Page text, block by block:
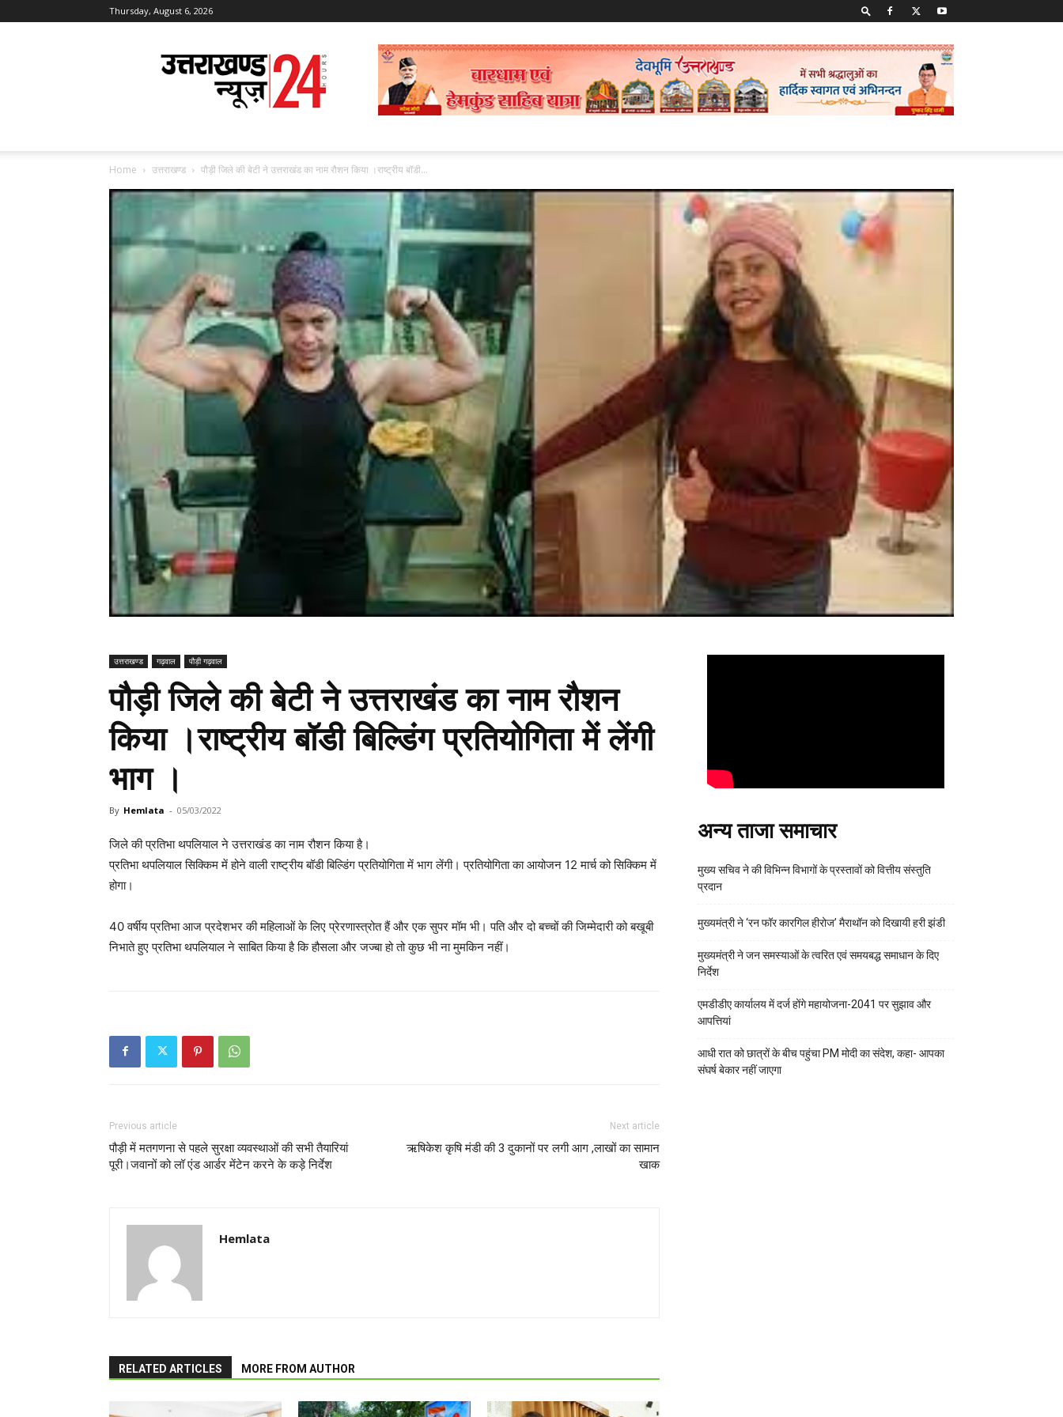
Thursday, August 6, 2026
Uttarakhand
News
24
Home उत्तराखण्ड पौड़ी जिले की बेटी ने उत्तराखंड का नाम रौशन किया ।राष्ट्रीय बॉडी...
उत्तराखण्ड गढ़वाल पौड़ी गढ़वाल
पौड़ी जिले की बेटी ने उत्तराखंड का नाम रौशन
किया ।राष्ट्रीय बॉडी बिल्डिंग प्रतियोगिता में लेंगी
भाग ।
By Hemlata - 05/03/2022
जिले की प्रतिभा थपलियाल ने उत्तराखंड का नाम रौशन किया है।
प्रतिभा थपलियाल सिक्किम में होने वाली राष्ट्रीय बॉडी बिल्डिंग प्रतियोगिता में भाग लेंगी। प्रतियोगिता का आयोजन 12 मार्च को सिक्किम में
होगा।
40 वर्षीय प्रतिभा आज प्रदेशभर की महिलाओं के लिए प्रेरणास्त्रोत हैं और एक सुपर मॉम भी। पति और दो बच्चों की जिम्मेदारी को बखूबी
निभाते हुए प्रतिभा थपलियाल ने साबित किया है कि हौसला और जज्बा हो तो कुछ भी ना मुमकिन नहीं।
Previous article
पौड़ी में मतगणना से पहले सुरक्षा व्यवस्थाओं की सभी तैयारियां
पूरी।जवानों को लॉ एंड आर्डर मेंटेन करने के कड़े निर्देश
Next article
ऋषिकेश कृषि मंडी की 3 दुकानों पर लगी आग ,लाखों का सामान
खाक
Hemlata
RELATED ARTICLES MORE FROM AUTHOR
अन्य ताजा समाचार
मुख्य सचिव ने की विभिन्न विभागों के प्रस्तावों को वित्तीय संस्तुति
प्रदान
मुख्यमंत्री ने ‘रन फॉर कारगिल हीरोज’ मैराथॉन को दिखायी हरी झंडी
मुख्यमंत्री ने जन समस्याओं के त्वरित एवं समयबद्ध समाधान के दिए
निर्देश
एमडीडीए कार्यालय में दर्ज होंगे महायोजना-2041 पर सुझाव और
आपत्तियां
आधी रात को छात्रों के बीच पहुंचा PM मोदी का संदेश, कहा- आपका
संघर्ष बेकार नहीं जाएगा